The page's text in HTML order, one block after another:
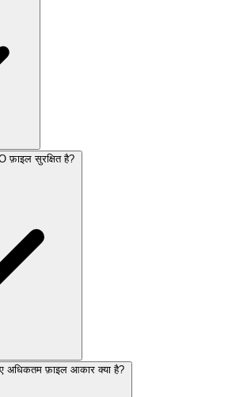
फ़ाइल सुरक्षित है?
अधिकतम फ़ाइल आकार क्या है?